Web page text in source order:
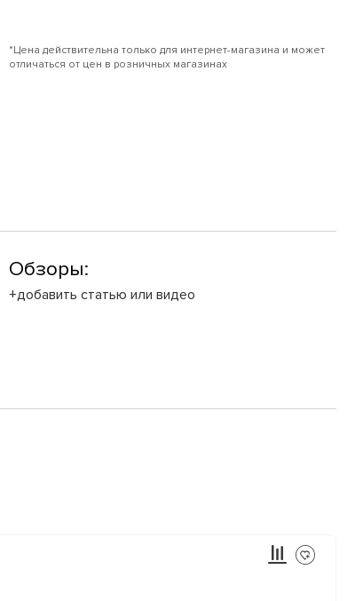
*Цена действительна только для интернет-магазина и может
отличаться от цен в розничных магазинах
Обзоры:
+добавить статью или видео